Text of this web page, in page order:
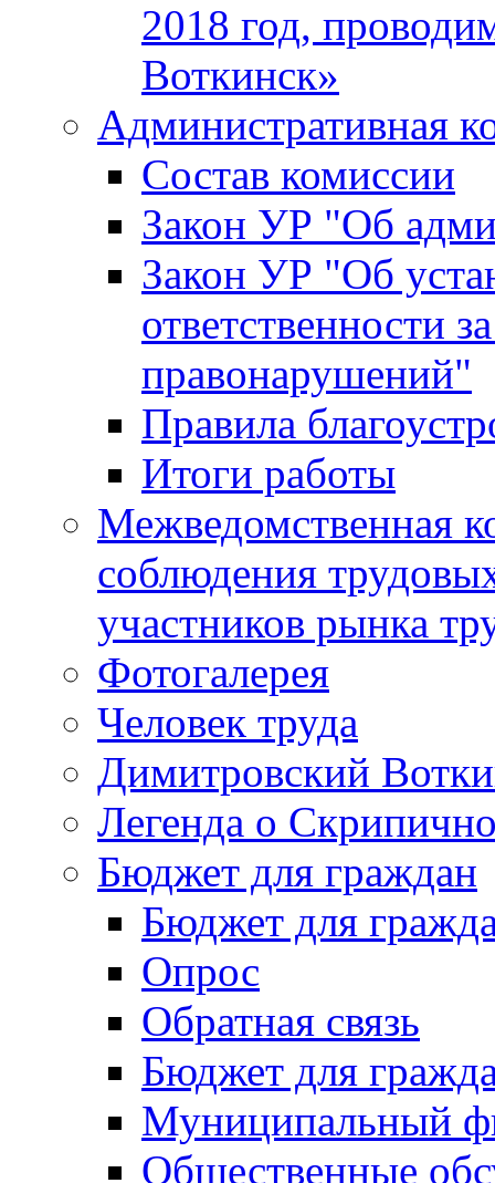
2018 год,
Воткинск»
Административная
Состав комиссии
Закон УР "Об
Закон УР "Об
ответственности
правонарушений"
Правила
Итоги работы
Межведомственная
соблюдения
участников рынка
Фотогалерея
Человек труда
Димитровский
Легенда о
Бюджет для граждан
Бюджет для
Опрос
Обратная связь
Бюджет для
Муниципальный
Общественные